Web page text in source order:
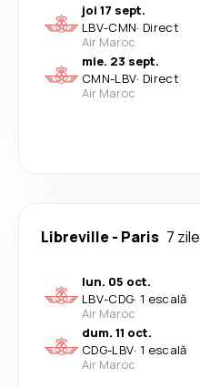
joi 17 sept.
LBV-CMN· Direct
Air Maroc
mie. 23 sept.
CMN-LBV· Direct
Air Maroc
Libreville - Paris 7 zile
lun. 05 oct.
LBV-CDG· 1 escală
Air Maroc
dum. 11 oct.
CDG-LBV· 1 escală
Air Maroc